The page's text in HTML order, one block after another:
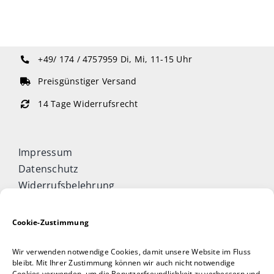
Cookie-Zustimmung
Wir verwenden notwendige Cookies, damit unsere Website im Fluss
bleibt. Mit Ihrer Zustimmung können wir auch nicht notwendige
+49/ 174 / 4757959 Di, Mi, 11-15 Uhr
Preisgünstiger Versand
14 Tage Widerrufsrecht
Impressum
Datenschutz
Widerrufsbelehrung
Allgemeine Geschäftsbedingungen
Taijiquan & Qigong Journal